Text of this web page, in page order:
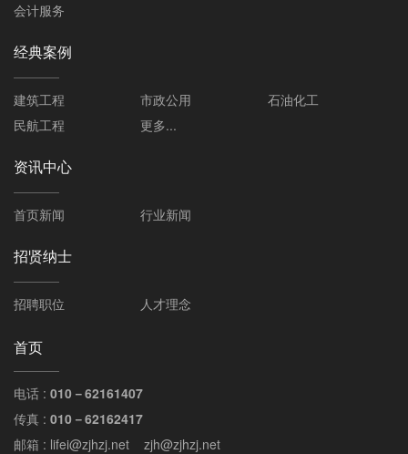
会计服务
经典案例
建筑工程 市政公用
石油化工
民航工程
更多...
资讯中心
首页新闻 行业新闻
招贤纳士
招聘职位 人才理念
首页
电话 : 010－62161407
传真 : 010－62162417
邮箱 : lifei@zjhzj.net zjh@zjhzj.net